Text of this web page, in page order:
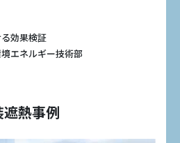
効果検証
エネルギー技術部
熱事例